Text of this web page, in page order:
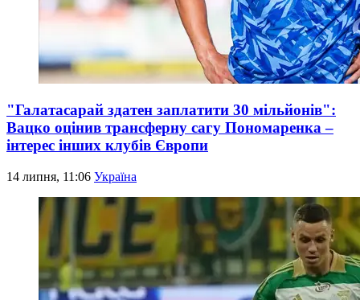
"Галатасарай здатен заплатити 30 мільйонів":
Вацко оцінив трансферну сагу Пономаренка –
інтерес інших клубів Європи
14 липня, 11:06 Україна